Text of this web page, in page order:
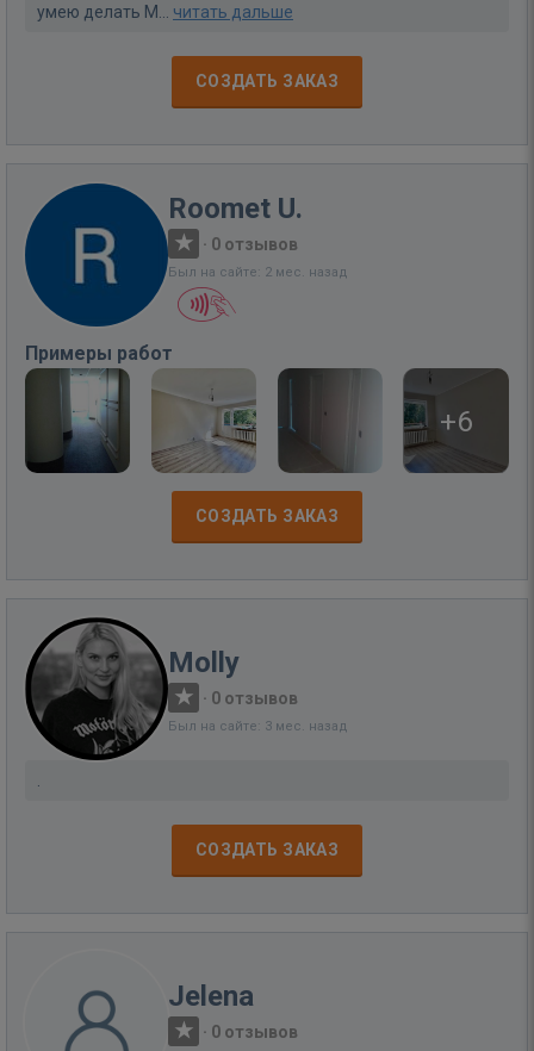
умею делать М... читать дальше
СОЗДАТЬ ЗАКАЗ
Roomet U.
· 0 отзывов
Был на сайте: 2 мес. назад
Примеры работ
+6
СОЗДАТЬ ЗАКАЗ
Molly
· 0 отзывов
Был на сайте: 3 мес. назад
СОЗДАТЬ ЗАКАЗ
Jelena
· 0 отзывов